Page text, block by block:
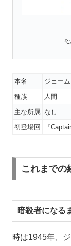
『
本名
ジェー
種族
人間
主な所属 なし
初登場回
『
これまでの
暗殺者になる
時は1945年、